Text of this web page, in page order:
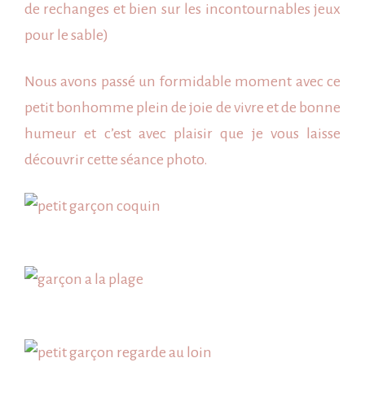
de rechanges et bien sur les incontournables jeux
pour le sable)
Nous avons passé un formidable moment avec ce
petit bonhomme plein de joie de vivre et de bonne
humeur et c’est avec plaisir que je vous laisse
découvrir cette séance photo.